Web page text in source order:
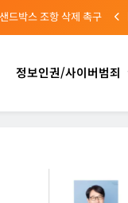
범죄 55%가 AI 이용
조합 설립을 바라보며
정보인권/사이버범죄
2026년